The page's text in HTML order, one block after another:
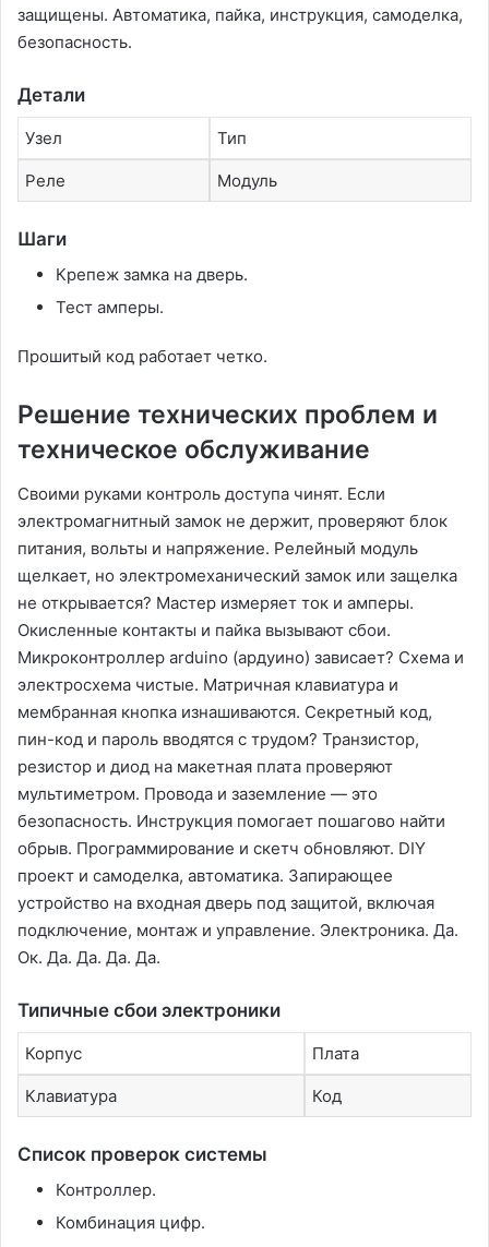
защищены. Автоматика, пайка, инструкция, самоделка,
безопасность.
Детали
Узел Тип
Реле Модуль
Шаги
Крепеж замка на дверь.
Тест амперы.
Прошитый код работает четко.
Решение технических проблем и
техническое обслуживание
Своими руками контроль доступа чинят. Если
электромагнитный замок не держит, проверяют блок
питания, вольты и напряжение. Релейный модуль
щелкает, но электромеханический замок или защелка
не открывается? Мастер измеряет ток и амперы.
Окисленные контакты и пайка вызывают сбои.
Микроконтроллер arduino (ардуино) зависает? Схема и
электросхема чистые. Матричная клавиатура и
мембранная кнопка изнашиваются. Секретный код,
пин-код и пароль вводятся с трудом? Транзистор,
резистор и диод на макетная плата проверяют
мультиметром. Провода и заземление — это
безопасность. Инструкция помогает пошагово найти
обрыв. Программирование и скетч обновляют. DIY
проект и самоделка, автоматика. Запирающее
устройство на входная дверь под защитой, включая
подключение, монтаж и управление. Электроника. Да.
Ок. Да. Да. Да. Да.
Типичные сбои электроники
Корпус Плата
Клавиатура Код
Список проверок системы
Контроллер.
Комбинация цифр.